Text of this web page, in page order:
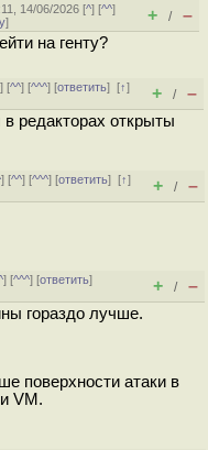
14/06/2026 [^] [^^]
] + / –
на генту?
] [^^] [^^^] [ответить][↑]
+ / –
редакторах открыты
] [^^] [^^^] [ответить][↑]
+ / –
] [^^^] [ответить]
+ / –
гораздо лучше.
поверхности атаки в
VM.